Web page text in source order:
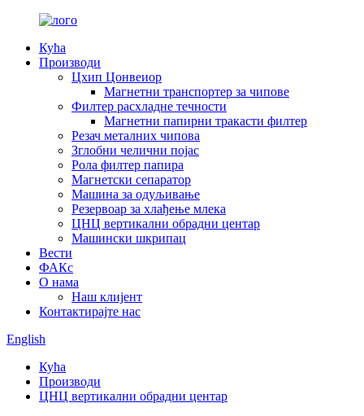
Кућа
Производи
Цхип Цонвеиор
Магнетни транспортер за чипове
Филтер расхладне течности
Магнетни папирни тракасти филтер
Резач металних чипова
Зглобни челични појас
Рола филтер папира
Магнетски сепаратор
Машина за одуљивање
Резервоар за хлађење млека
ЦНЦ вертикални обрадни центар
Машински шкрипац
Вести
ФАКс
О нама
Наш клијент
Контактирајте нас
English
Кућа
Производи
ЦНЦ вертикални обрадни центар